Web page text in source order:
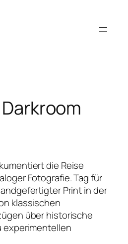
Darkroom
die Reise
Fotografie. Tag für
Print in der
klassischen
über historische
experimentellen